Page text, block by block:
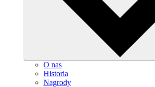
O nas
Historia
Nagrody